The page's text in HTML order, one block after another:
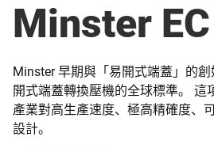
Minster EC
Minster 早期與「易開式端蓋」的
開式端蓋轉換壓機的全球標準。 這
產業對高生產速度、極高精確度、
設計。